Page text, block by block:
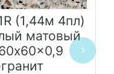
(1,44м 4пл)
матовый